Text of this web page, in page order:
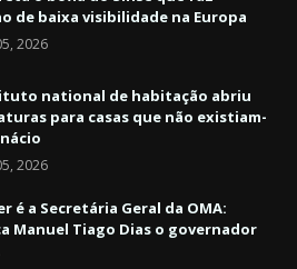
de baixa visibilidade na Europa
2026
national de habitação abriu
para casas que não existiam-
2026
é a Secretária Geral da OMA:
Manuel Tiago Dias o governador